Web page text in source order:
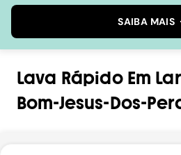
SAIBA MAIS
Lava RápidoEm
Bom-Jesus-Dos-